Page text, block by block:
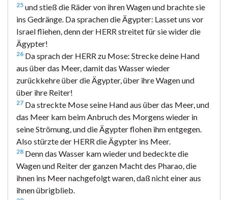
25 und stieß die Räder von ihren Wagen und brachte sie
ins Gedränge. Da sprachen die Ägypter: Lasset uns vor
Israel fliehen, denn der HERR streitet für sie wider die
Ägypter!
26 Da sprach der HERR zu Mose: Strecke deine Hand
aus über das Meer, damit das Wasser wieder
zurückkehre über die Ägypter, über ihre Wagen und
über ihre Reiter!
27 Da streckte Mose seine Hand aus über das Meer, und
das Meer kam beim Anbruch des Morgens wieder in
seine Strömung, und die Ägypter flohen ihm entgegen.
Also stürzte der HERR die Ägypter ins Meer.
28 Denn das Wasser kam wieder und bedeckte die
Wagen und Reiter der ganzen Macht des Pharao, die
ihnen ins Meer nachgefolgt waren, daß nicht einer aus
ihnen übrigblieb.